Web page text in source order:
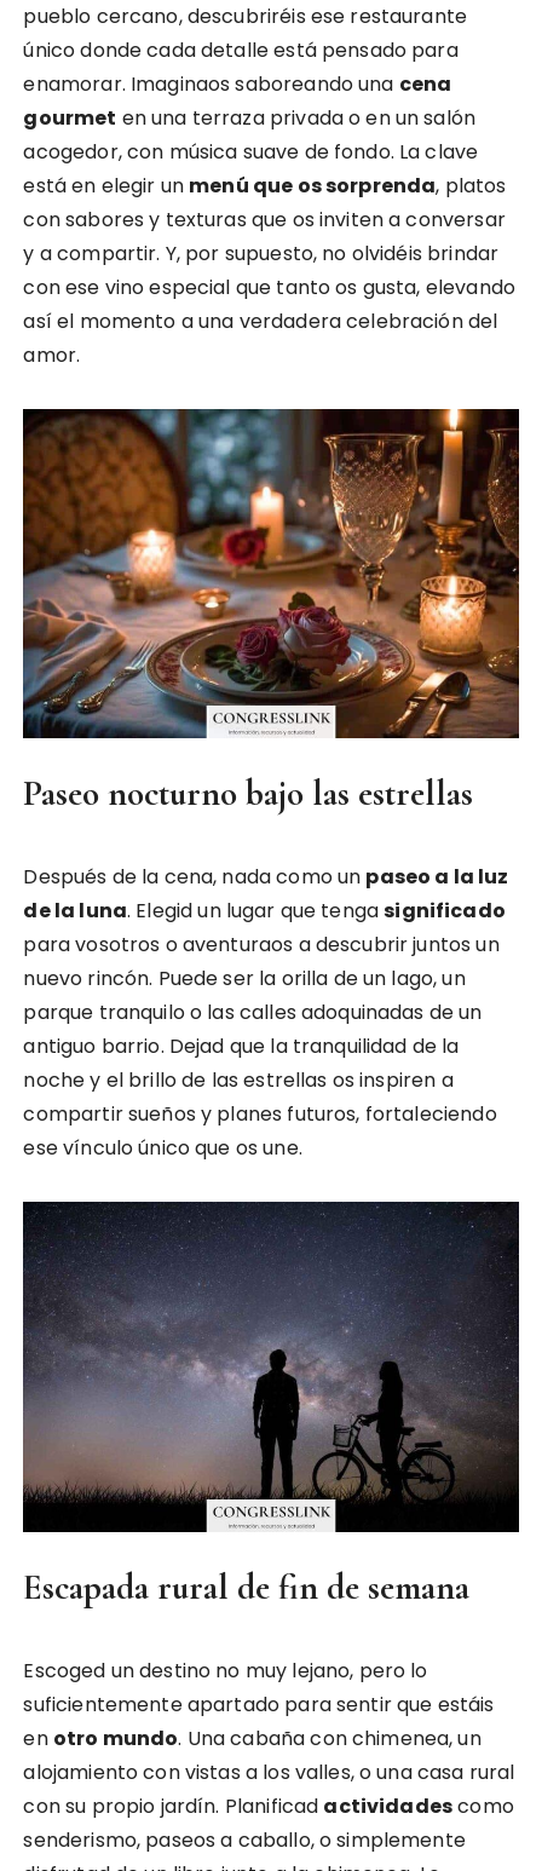
pueblo cercano, descubriréis ese restaurante
único donde cada detalle está pensado para
enamorar. Imaginaos saboreando una cena
gourmet en una terraza privada o en un salón
acogedor, con música suave de fondo. La clave
está en elegir un menú que os sorprenda, platos
con sabores y texturas que os inviten a conversar
y a compartir. Y, por supuesto, no olvidéis brindar
con ese vino especial que tanto os gusta, elevando
así el momento a una verdadera celebración del
amor.
Paseo nocturno bajo las estrellas
Después de la cena, nada como un paseo a la luz
de la luna. Elegid un lugar que tengasignificado
para vosotros o aventuraos a descubrir juntos un
nuevo rincón. Puede ser la orilla de un lago, un
parque tranquilo o las calles adoquinadas de un
antiguo barrio. Dejad que la tranquilidad de la
noche y el brillo de las estrellas os inspiren a
compartir sueños y planes futuros, fortaleciendo
ese vínculo único que os une.
Escapada rural de fin de semana
Escoged un destino no muy lejano, pero lo
suficientemente apartado para sentir que estáis
en otro mundo. Una cabaña con chimenea, un
alojamiento con vistas a los valles, o una casa rural
con su propio jardín. Planificad actividadescomo
senderismo, paseos a caballo, o simplemente